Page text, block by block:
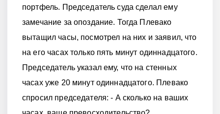
портфель. Председатель суда сделал ему
замечание за опоздание. Тогда Плевако
вытащил часы, посмотрел на них и заявил, что
на его часах только пять минут одиннадцатого.
Председатель указал ему, что на стенных
часах уже 20 минут одиннадцатого. Плевако
спросил председателя: - А сколько на ваших